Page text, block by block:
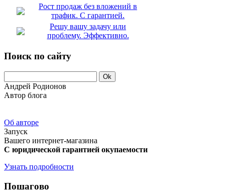
Рост продаж без вложений в
трафик. С гарантией.
Решу вашу задачу или
проблему. Эффективно.
Поиск по сайту
Андрей Родионов
Автор блога
Об авторе
Запуск
Вашего интернет-магазина
С юридической гарантией окупаемости
Узнать подробности
Пошагово